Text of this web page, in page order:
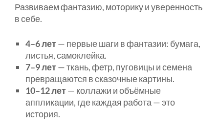
Развиваем фантазию, моторику и уверенность
в себе.
4–6 лет— первые шаги в фантазии: бумага,
листья, самоклейка.
7–9 лет— ткань, фетр, пуговицы и семена
превращаются в сказочные картины.
10–12 лет— коллажи и объёмные
аппликации, где каждая работа — это
история.